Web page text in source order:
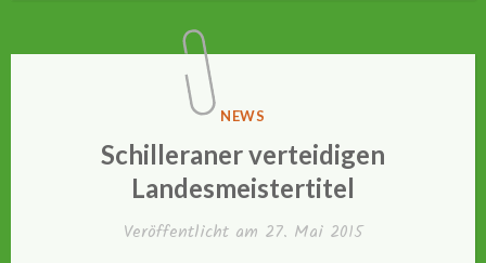
VERÖFFENTLICHT
NEWS
Schilleraner verteidigen
Landesmeistertitel
Veröffentlicht am 27. Mai 2015